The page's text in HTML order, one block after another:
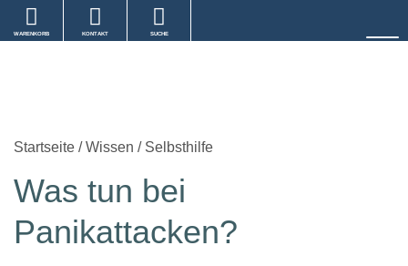
WARENKORB KONTAKT SUCHE
Startseite /Wissen / Selbsthilfe
Was tun bei
Panikattacken?